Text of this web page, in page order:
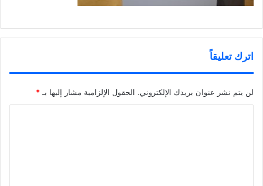
اترك تعليقاً
لن يتم نشر عنوان بريدك الإلكتروني. الحقول الإلزامية مشار إليها بـ*